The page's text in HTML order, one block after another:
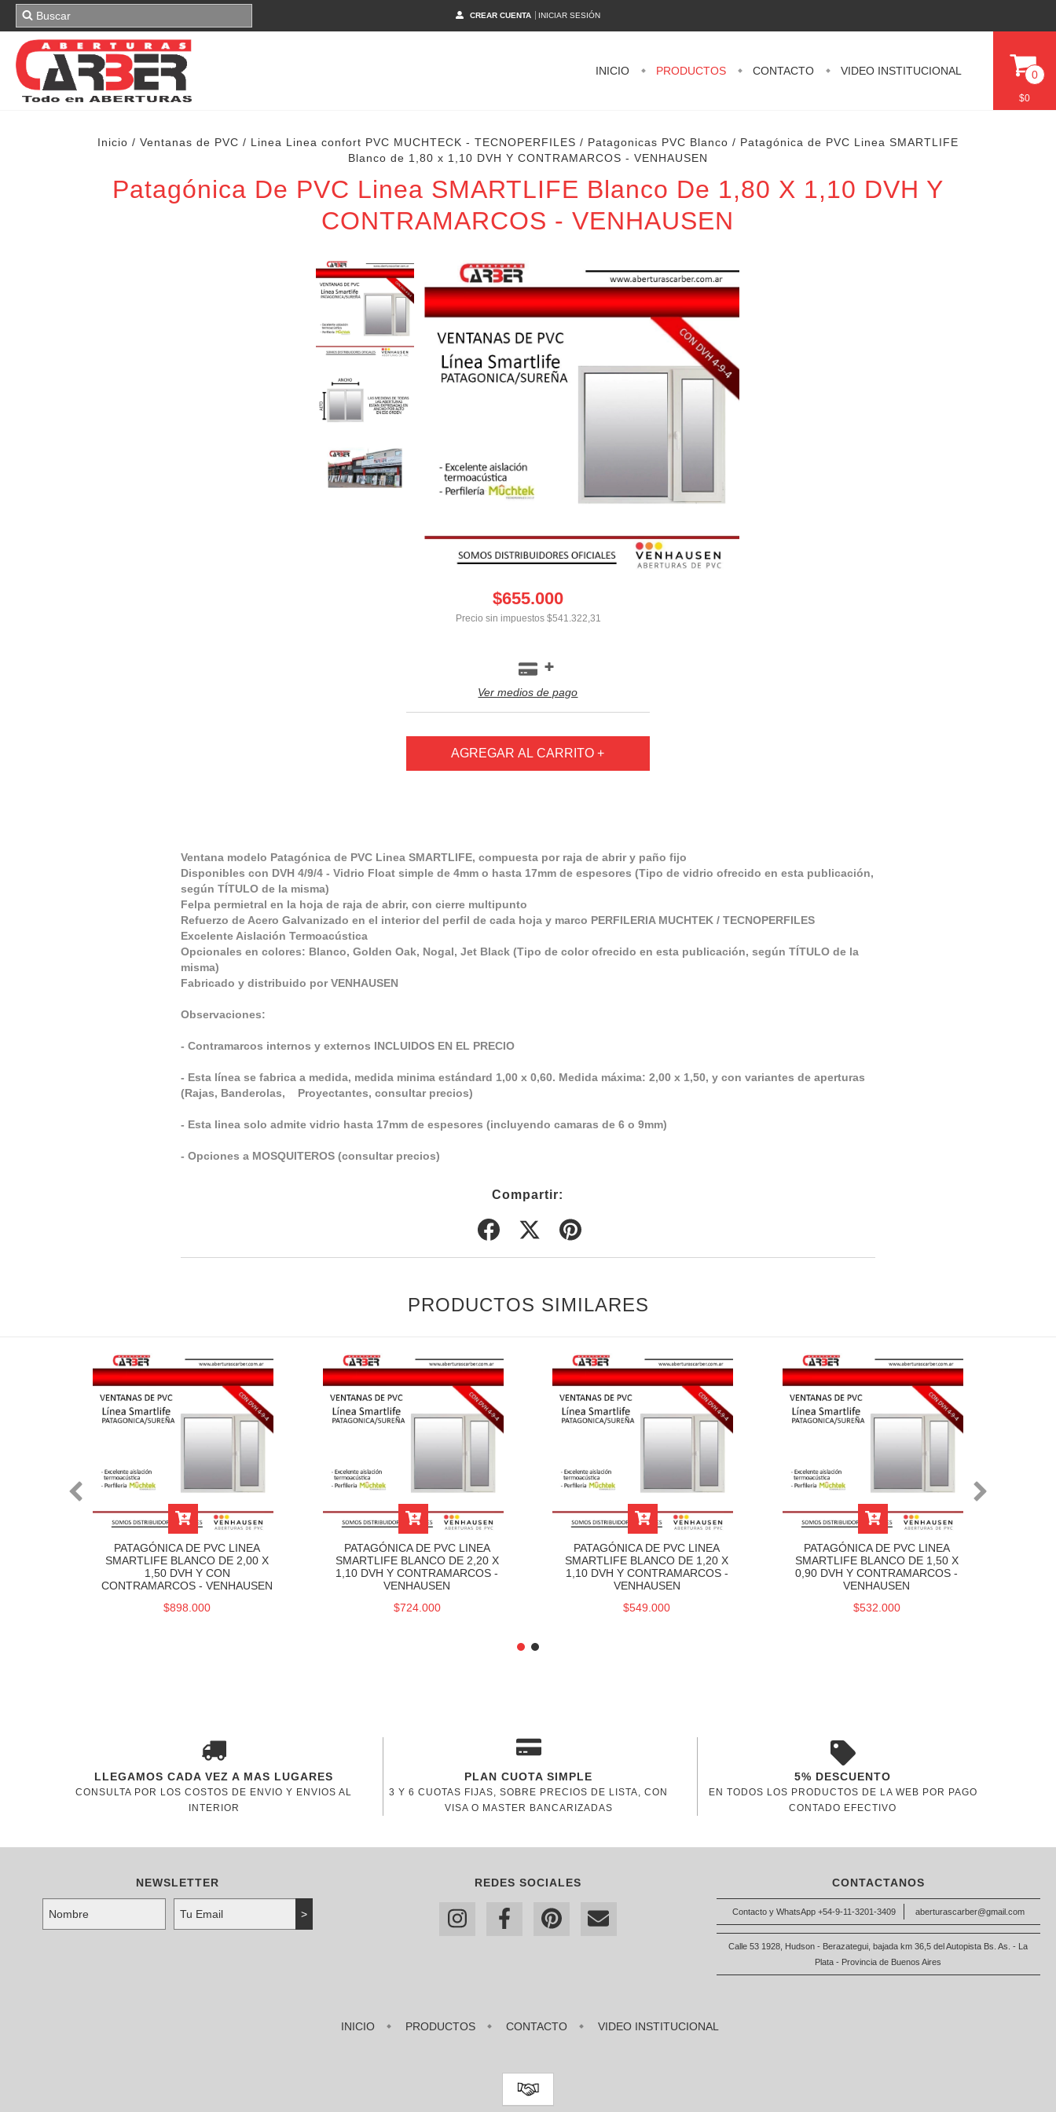
CREAR CUENTA INICIAR SESIÓN
INICIO PRODUCTOS CONTACTO VIDEO INSTITUCIONAL 0
$0
Inicio / Ventanas de PVC / Linea Linea confort PVC MUCHTECK - TECNOPERFILES / Patagonicas PVC Blanco / Patagónica de PVC Linea SMARTLIFE
Blanco de 1,80 x 1,10 DVH Y CONTRAMARCOS - VENHAUSEN
Patagónica De PVC Linea SMARTLIFE Blanco De 1,80 X 1,10 DVH Y
CONTRAMARCOS - VENHAUSEN
$655.000
Precio sin impuestos $541.322,31
Ver medios de pago
Ventana modelo Patagónica de PVC Linea SMARTLIFE, compuesta por raja de abrir y paño fijo
Disponibles con DVH 4/9/4 - Vidrio Float simple de 4mm o hasta 17mm de espesores (Tipo de vidrio ofrecido en esta publicación,
según TÍTULO de la misma)
Felpa permietral en la hoja de raja de abrir, con cierre multipunto
Refuerzo de Acero Galvanizado en el interior del perfil de cada hoja y marco PERFILERIA MUCHTEK / TECNOPERFILES
Excelente Aislación Termoacústica
Opcionales en colores: Blanco, Golden Oak, Nogal, Jet Black (Tipo de color ofrecido en esta publicación, según TÍTULO de la
misma)
Fabricado y distribuido por VENHAUSEN
Observaciones:
- Contramarcos internos y externos INCLUIDOS EN EL PRECIO
- Esta línea se fabrica a medida, medida minima estándard 1,00 x 0,60. Medida máxima: 2,00 x 1,50, y con variantes de aperturas
(Rajas, Banderolas, Proyectantes, consultar precios)
- Esta linea solo admite vidrio hasta 17mm de espesores (incluyendo camaras de 6 o 9mm)
- Opciones a MOSQUITEROS (consultar precios)
Compartir:
PRODUCTOS SIMILARES
PATAGÓNICA DE PVC LINEA
SMARTLIFE BLANCO DE 2,00 X
1,50 DVH Y CON
CONTRAMARCOS - VENHAUSEN
$898.000
PATAGÓNICA DE PVC LINEA
SMARTLIFE BLANCO DE 2,20 X
1,10 DVH Y CONTRAMARCOS -
VENHAUSEN
$724.000
PATAGÓNICA DE PVC LINEA
SMARTLIFE BLANCO DE 1,20 X
1,10 DVH Y CONTRAMARCOS -
VENHAUSEN
$549.000
PATAGÓNICA DE PVC LINEA
SMARTLIFE BLANCO DE 1,50 X
0,90 DVH Y CONTRAMARCOS -
VENHAUSEN
$532.000
LLEGAMOS CADA VEZ A MAS LUGARES
CONSULTA POR LOS COSTOS DE ENVIO Y ENVIOS AL
INTERIOR
PLAN CUOTA SIMPLE
3 Y 6 CUOTAS FIJAS, SOBRE PRECIOS DE LISTA, CON
VISA O MASTER BANCARIZADAS
5% DESCUENTO
EN TODOS LOS PRODUCTOS DE LA WEB POR PAGO
CONTADO EFECTIVO
NEWSLETTER REDES SOCIALES CONTACTANOS
Contacto y WhatsApp +54-9-11-3201-3409 aberturascarber@gmail.com
Calle 53 1928, Hudson - Berazategui, bajada km 36,5 del Autopista Bs. As. - La
Plata - Provincia de Buenos Aires
INICIO PRODUCTOS CONTACTO VIDEO INSTITUCIONAL